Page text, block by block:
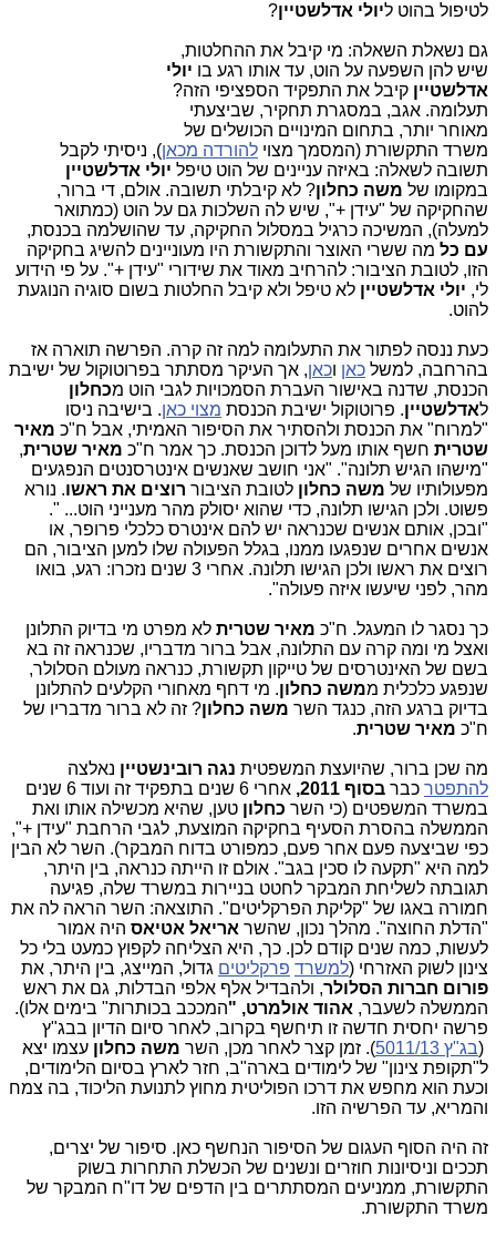
לטיפול בהוט ליולי אדלשטיין?
גם נשאלת השאלה: מי קיבל את ההחלטות,
שיש להן השפעה על הוט, עד אותו רגע בו יולי
אדלשטיין קיבל את התפקיד הספציפי הזה?
תעלומה. אגב, במסגרת תחקיר, שביצעתי
מאוחר יותר, בתחום המינויים הכושלים של
משרד התקשורת (המסמך מצוי להורדה מכאן), ניסיתי לקבל
תשובה לשאלה: באיזה עניינים של הוט טיפל יולי אדלשטיין
במקומו של משה כחלון? לא קיבלתי תשובה. אולם, די ברור,
שהחקיקה של "עידן +", שיש לה השלכות גם על הוט (כמתואר
למעלה), המשיכה כרגיל במסלול החקיקה, עד שהושלמה בכנסת,
עם כל מה ששרי האוצר והתקשורת היו מעוניינים להשיג בחקיקה
הזו, לטובת הציבור: להרחיב מאוד את שידורי "עידן +". על פי הידוע
לי, יולי אדלשטיין לא טיפל ולא קיבל החלטות בשום סוגיה הנוגעת
להוט.
כעת ננסה לפתור את התעלומה למה זה קרה. הפרשה תוארה אז
בהרחבה, למשל כאן וכאן, אך העיקר מסתתר בפרוטוקול של ישיבת
הכנסת, שדנה באישור העברת הסמכויות לגבי הוט מכחלון
לאדלשטיין. פרוטוקול ישיבת הכנסת מצוי כאן. בישיבה ניסו
"למרוח" את הכנסת ולהסתיר את הסיפור האמיתי, אבל ח"כ מאיר
שטרית חשף אותו מעל לדוכן הכנסת. כך אמר ח"כ מאיר שטרית,
"מישהו הגיש תלונה". "אני חושב שאנשים אינטרסנטים הנפגעים
מפעולותיו של משה כחלון לטובת הציבור רוצים את ראשו. נורא
פשוט. ולכן הגישו תלונה, כדי שהוא יסולק מהר מענייני הוט... ".
"ובכן, אותם אנשים שכנראה יש להם אינטרס כלכלי פרופר, או
אנשים אחרים שנפגעו ממנו, בגלל הפעולה שלו למען הציבור, הם
רוצים את ראשו ולכן הגישו תלונה. אחרי 3 שנים נזכרו: רגע, בואו
מהר, לפני שיעשו איזה פעולה".
כך נסגר לו המעגל. ח"כ מאיר שטרית לא מפרט מי בדיוק התלונן
ואצל מי ומה קרה עם התלונה, אבל ברור מדבריו, שכנראה זה בא
בשם של האינטרסים של טייקון תקשורת, כנראה מעולם הסלולר,
שנפגע כלכלית ממשה כחלון. מי דחף מאחורי הקלעים להתלונן
בדיוק ברגע הזה, כנגד השר משה כחלון? זה לא ברור מדבריו של
ח"כ מאיר שטרית.
מה שכן ברור, שהיועצת המשפטית נגה רובינשטיין נאלצה
להתפטר כבר בסוף 2011,
אחרי 6 שנים בתפקיד זה ועוד 6 שנים
במשרד המשפטים (כי השר כחלון טען, שהיא מכשילה אותו ואת
הממשלה בהסרת הסעיף בחקיקה המוצעת, לגבי הרחבת "עידן +",
כפי שביצעה פעם אחר פעם, כמפורט בדוח המבקר). השר לא הבין
למה היא "תקעה לו סכין בגב". אולם זו הייתה כנראה, בין היתר,
תגובתה לשליחת המבקר לחטט בניירות במשרד שלה, פגיעה
חמורה באגו של "קליקת הפרקליטים". התוצאה: השר הראה לה את
"הדלת החוצה". מהלך נכון, שהשר אריאל אטיאס היה אמור
לעשות, כמה שנים קודם לכן. כך, היא הצליחה לקפוץ כמעט בלי כל
צינון לשוק האזרחי (למשרד פרקליטים גדול, המייצג, בין היתר, את
פורום חברות הסלולר, ולהבדיל אלף אלפי הבדלות, גם את ראש
הממשלה לשעבר, אהוד אולמרט, "המככב בכותרות" בימים אלו).
פרשה יחסית חדשה זו תיחשף בקרוב, לאחר סיום הדיון בבג"ץ
(בג"ץ 5011/13 ). זמן קצר לאחר מכן, השר משה כחלון עצמו יצא
ל"תקופת צינון" של לימודים בארה"ב, חזר לארץ בסיום הלימודים,
וכעת הוא מחפש את דרכו הפוליטית מחוץ לתנועת הליכוד, בה צמח
והמריא, עד הפרשיה הזו.
זה היה הסוף העגום של הסיפור הנחשף כאן. סיפור של יצרים,
תככים וניסיונות חוזרים ונשנים של הכשלת התחרות בשוק
התקשורת, ממניעים המסתתרים בין הדפים של דו"ח המבקר של
משרד התקשורת.